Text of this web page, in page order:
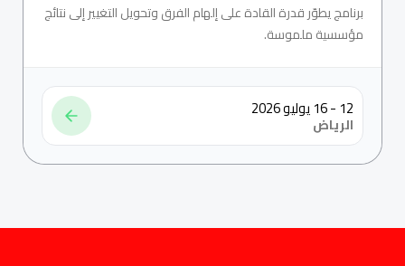
برنامج يطوّر قدرة القادة على إلهام الفرق وتحويل التغيير إلى نتائج
مؤسسية ملموسة.
12 - 16 يوليو 2026
الرياض